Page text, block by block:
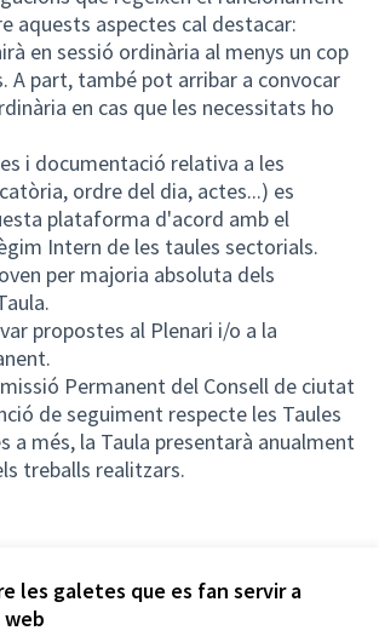
les galetes que es fan servir a
web
aquests aspectes cal destacar:
en sessió ordinària al menys un cop
A part, també pot arribar a convocar
en cas que les necessitats ho
i documentació relativa a les
ordre del dia, actes...) es
plataforma d'acord amb el
Intern de les taules sectorials.
per majoria absoluta dels
propostes al Plenari i/o a la
Permanent del Consell de ciutat
de seguiment respecte les Taules
a més, la Taula presentarà anualment
treballs realitzars.